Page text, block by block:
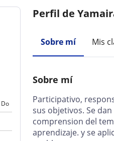
Do
Perfil de
Sobre mí Mis
Sobre mí
Participativo,
sus objetivos. Se
comprension del
aprendizaje. y se